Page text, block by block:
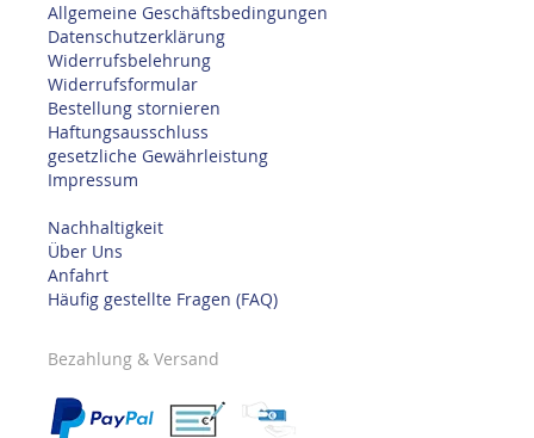
Allgemeine Geschäftsbedingungen
Datenschutzerklärung
Widerrufsbelehrung
Widerrufsformular
Bestellung stornieren
Haftungsausschluss
gesetzliche Gewährleistung
Impressum
Nachhaltigkeit
Über Uns
Anfahrt
Häufig gestellte Fragen (FAQ)
Bezahlung & Versand